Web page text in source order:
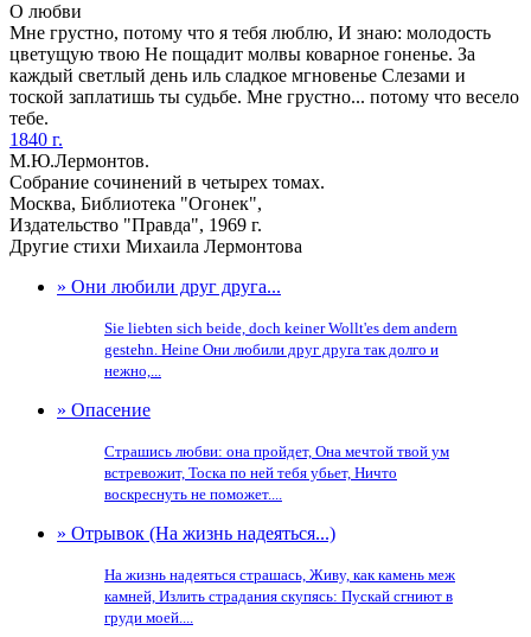
О любви
Мне грустно, потому что я тебя люблю, И знаю: молодость
цветущую твою Не пощадит молвы коварное гоненье. За
каждый светлый день иль сладкое мгновенье Слезами и
тоской заплатишь ты судьбе. Мне грустно... потому что весело
тебе.
1840 г.
М.Ю.Лермонтов.
Собрание сочинений в четырех томах.
Москва, Библиотека "Огонек",
Издательство "Правда", 1969 г.
Другие стихи Михаила Лермонтова
» Они любили друг друга...
Sie liebten sich beide, doch keiner Wollt'es dem andern
gestehn. Heine Они любили друг друга так долго и
нежно,...
» Опасение
Страшись любви: она пройдет, Она мечтой твой ум
встревожит, Тоска по ней тебя убьет, Ничто
воскреснуть не поможет....
» Отрывок (На жизнь надеяться...)
На жизнь надеяться страшась, Живу, как камень меж
камней, Излить страдания скупясь: Пускай сгниют в
груди моей....